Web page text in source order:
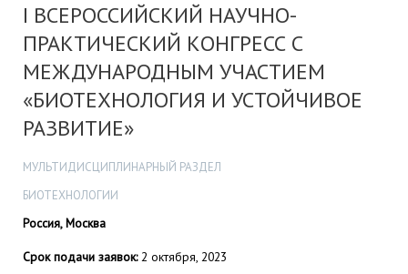
I ВСЕРОССИЙСКИЙ НАУЧНО-
ПРАКТИЧЕСКИЙ КОНГРЕСС С
МЕЖДУНАРОДНЫМ УЧАСТИЕМ
«БИОТЕХНОЛОГИЯ И УСТОЙЧИВОЕ
РАЗВИТИЕ»
МУЛЬТИДИСЦИПЛИНАРНЫЙ РАЗДЕЛ
БИОТЕХНОЛОГИИ
Россия, Москва
Срок подачи заявок:2 октября, 2023